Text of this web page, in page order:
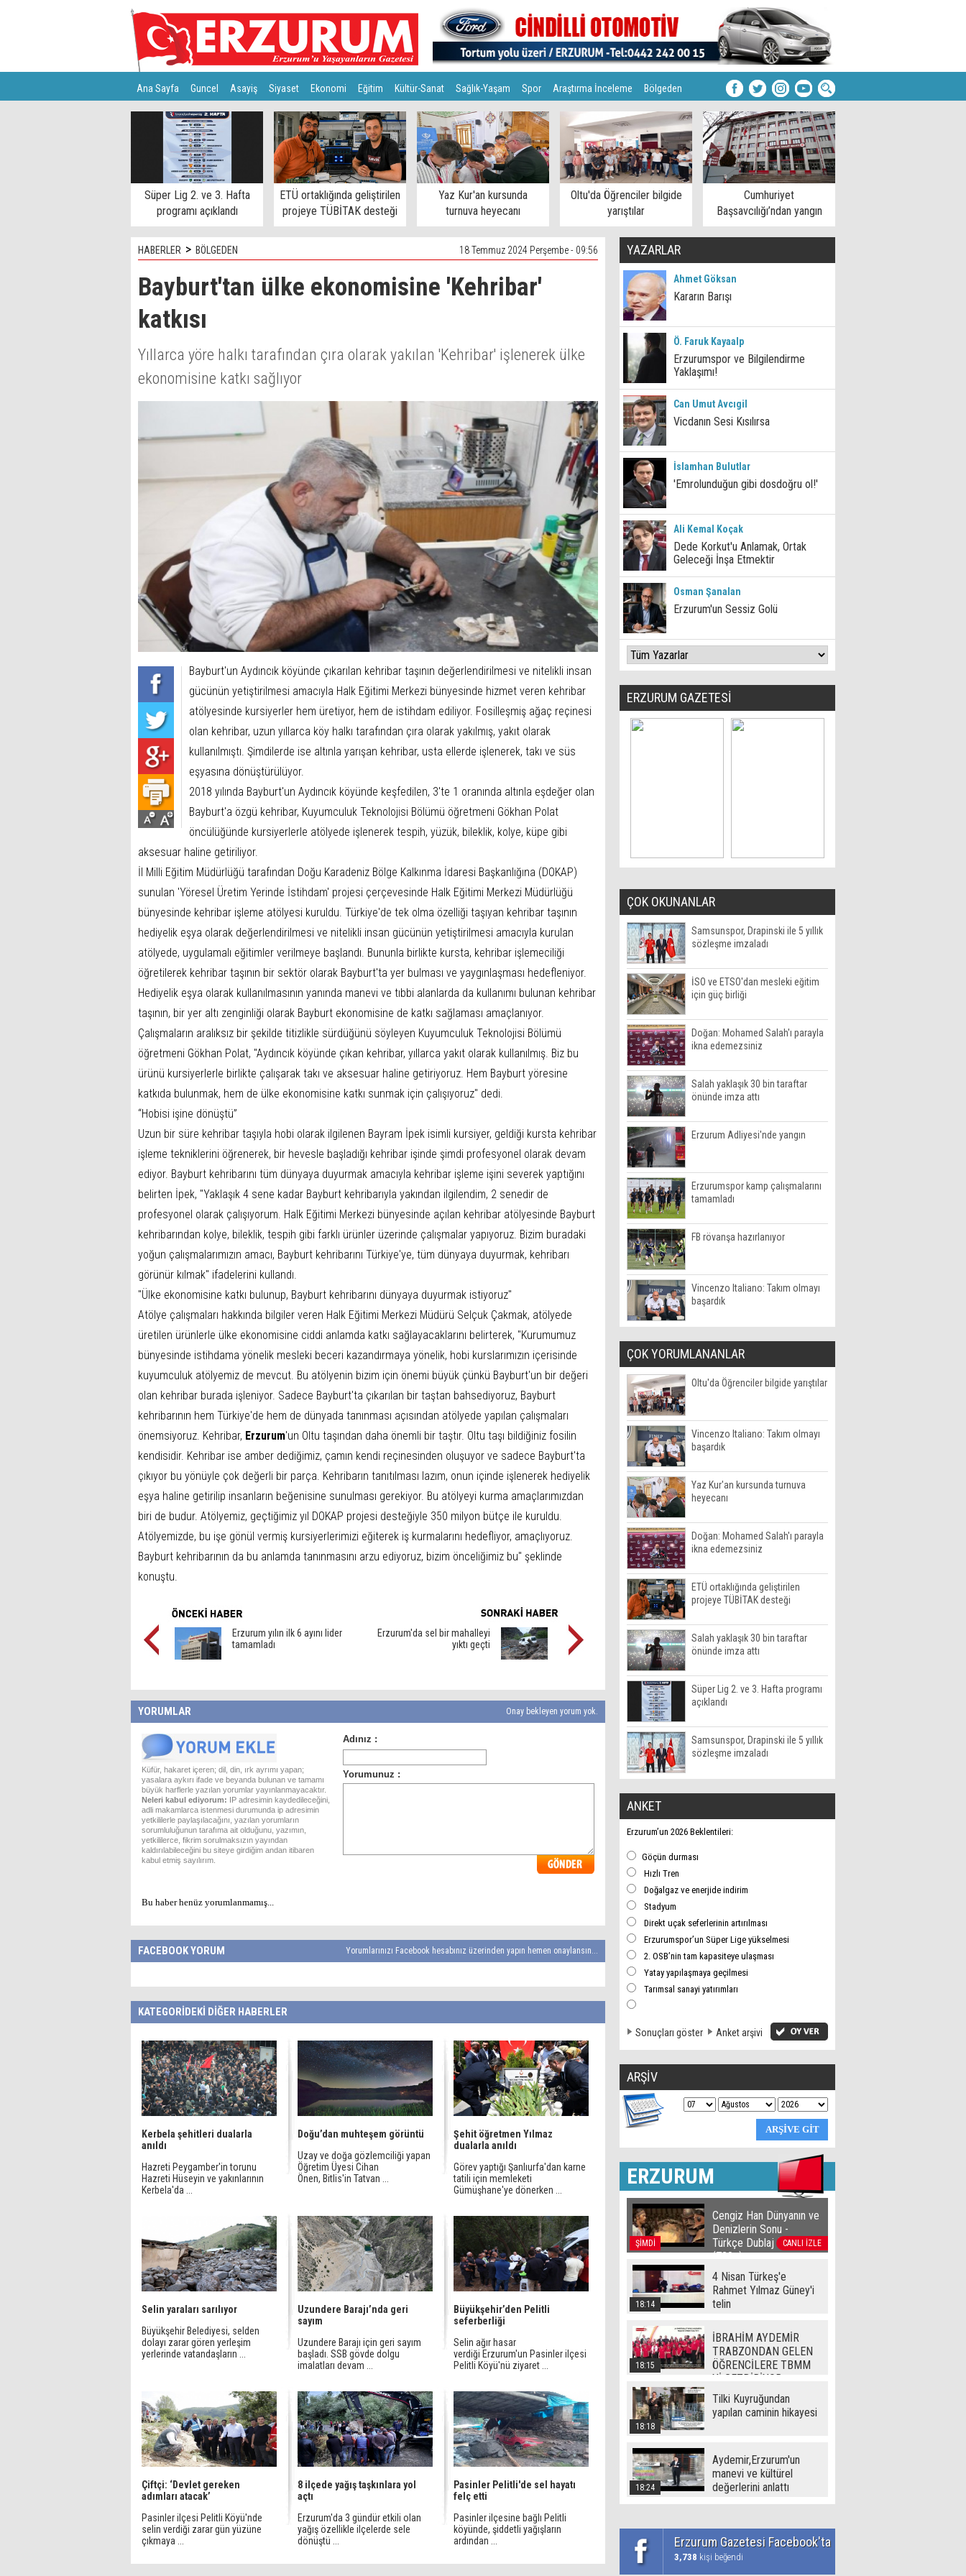
Ana Sayfa Guncel Asayiş Siyaset Ekonomi Eğitim Kültür-Sanat Sağlık-Yaşam Spor Araştırma İnceleme Bölgeden
Teknoloji
Süper Lig 2. ve 3. Hafta
programı açıklandı
ETÜ ortaklığında geliştirilen
projeye TÜBİTAK desteği
Yaz Kur'an kursunda
turnuva heyecanı
Oltu'da Öğrenciler bilgide
yarıştılar
Cumhuriyet
Başsavcılığı’ndan yangın
açıklaması
HABERLER > BÖLGEDEN 18 Temmuz 2024 Perşembe - 09:56
Bayburt'tan ülke ekonomisine 'Kehribar'
katkısı
Yıllarca yöre halkı tarafından çıra olarak yakılan 'Kehribar' işlenerek ülke
ekonomisine katkı sağlıyor
Bayburt'un Aydıncık köyünde çıkarılan kehribar taşının değerlendirilmesi ve nitelikli insan
gücünün yetiştirilmesi amacıyla Halk Eğitimi Merkezi bünyesinde hizmet veren kehribar
atölyesinde kursiyerler hem üretiyor, hem de istihdam ediliyor. Fosilleşmiş ağaç reçinesi
olan kehribar, uzun yıllarca köy halkı tarafından çıra olarak yakılmış, yakıt olarak
kullanılmıştı. Şimdilerde ise altınla yarışan kehribar, usta ellerde işlenerek, takı ve süs
eşyasına dönüştürülüyor.
2018 yılında Bayburt'un Aydıncık köyünde keşfedilen, 3'te 1 oranında altınla eşdeğer olan
Bayburt'a özgü kehribar, Kuyumculuk Teknolojisi Bölümü öğretmeni Gökhan Polat
öncülüğünde kursiyerlerle atölyede işlenerek tespih, yüzük, bileklik, kolye, küpe gibi
aksesuar haline getiriliyor.
İl Milli Eğitim Müdürlüğü tarafından Doğu Karadeniz Bölge Kalkınma İdaresi Başkanlığına (DOKAP)
sunulan 'Yöresel Üretim Yerinde İstihdam' projesi çerçevesinde Halk Eğitimi Merkezi Müdürlüğü
bünyesinde kehribar işleme atölyesi kuruldu. Türkiye'de tek olma özelliği taşıyan kehribar taşının
hediyelik eşya olarak değerlendirilmesi ve nitelikli insan gücünün yetiştirilmesi amacıyla kurulan
atölyede, uygulamalı eğitimler verilmeye başlandı. Bununla birlikte kursta, kehribar işlemeciliği
öğretilerek kehribar taşının bir sektör olarak Bayburt'ta yer bulması ve yaygınlaşması hedefleniyor.
Hediyelik eşya olarak kullanılmasının yanında manevi ve tıbbi alanlarda da kullanımı bulunan kehribar
taşının, bir yer altı zenginliği olarak Bayburt ekonomisine de katkı sağlaması amaçlanıyor.
Çalışmaların aralıksız bir şekilde titizlikle sürdüğünü söyleyen Kuyumculuk Teknolojisi Bölümü
öğretmeni Gökhan Polat, "Aydıncık köyünde çıkan kehribar, yıllarca yakıt olarak kullanılmış. Biz bu
ürünü kursiyerlerle birlikte çalışarak takı ve aksesuar haline getiriyoruz. Hem Bayburt yöresine
katkıda bulunmak, hem de ülke ekonomisine katkı sunmak için çalışıyoruz" dedi.
“Hobisi işine dönüştü”
Uzun bir süre kehribar taşıyla hobi olarak ilgilenen Bayram İpek isimli kursiyer, geldiği kursta kehribar
işleme tekniklerini öğrenerek, bir hevesle başladığı kehribar işinde şimdi profesyonel olarak devam
ediyor. Bayburt kehribarını tüm dünyaya duyurmak amacıyla kehribar işleme işini severek yaptığını
belirten İpek, "Yaklaşık 4 sene kadar Bayburt kehribarıyla yakından ilgilendim, 2 senedir de
profesyonel olarak çalışıyorum. Halk Eğitimi Merkezi bünyesinde açılan kehribar atölyesinde Bayburt
kehribarından kolye, bileklik, tespih gibi farklı ürünler üzerinde çalışmalar yapıyoruz. Bizim buradaki
yoğun çalışmalarımızın amacı, Bayburt kehribarını Türkiye'ye, tüm dünyaya duyurmak, kehribarı
görünür kılmak" ifadelerini kullandı.
"Ülke ekonomisine katkı bulunup, Bayburt kehribarını dünyaya duyurmak istiyoruz"
Atölye çalışmaları hakkında bilgiler veren Halk Eğitimi Merkezi Müdürü Selçuk Çakmak, atölyede
üretilen ürünlerle ülke ekonomisine ciddi anlamda katkı sağlayacaklarını belirterek, "Kurumumuz
bünyesinde istihdama yönelik mesleki beceri kazandırmaya yönelik, hobi kurslarımızın içerisinde
kuyumculuk atölyemiz de mevcut. Bu atölyenin bizim için önemi büyük çünkü Bayburt'un bir değeri
olan kehribar burada işleniyor. Sadece Bayburt'ta çıkarılan bir taştan bahsediyoruz, Bayburt
kehribarının hem Türkiye'de hem de dünyada tanınması açısından atölyede yapılan çalışmaları
önemsiyoruz. Kehribar, Erzurum'un Oltu taşından daha önemli bir taştır. Oltu taşı bildiğiniz fosilin
kendisidir. Kehribar ise amber dediğimiz, çamın kendi reçinesinden oluşuyor ve sadece Bayburt'ta
çıkıyor bu yönüyle çok değerli bir parça. Kehribarın tanıtılması lazım, onun içinde işlenerek hediyelik
eşya haline getirilip insanların beğenisine sunulması gerekiyor. Bu atölyeyi kurma amaçlarımızdan
biri de budur. Atölyemiz, geçtiğimiz yıl DOKAP projesi desteğiyle 350 milyon bütçe ile kuruldu.
Atölyemizde, bu işe gönül vermiş kursiyerlerimizi eğiterek iş kurmalarını hedefliyor, amaçlıyoruz.
Bayburt kehribarının da bu anlamda tanınmasını arzu ediyoruz, bizim önceliğimiz bu" şeklinde
konuştu.
Erzurum yılın ilk 6 ayını lider
tamamladı
Erzurum'da sel bir mahalleyi
yıktı geçti
YORUMLAR Onay bekleyen yorum yok.
Küfür, hakaret içeren; dil, din, ırk ayrımı yapan;
yasalara aykırı ifade ve beyanda bulunan ve tamamı
büyük harflerle yazılan yorumlar yayınlanmayacaktır.
Neleri kabul ediyorum: IP adresimin kaydedileceğini,
adli makamlarca istenmesi durumunda ip adresimin
yetkililerle paylaşılacağını, yazılan yorumların
sorumluluğunun tarafıma ait olduğunu, yazımın,
yetkililerce, fikrim sorulmaksızın yayından
kaldırılabileceğini bu siteye girdiğim andan itibaren
kabul etmiş sayılırım.
Bu haber henüz yorumlanmamış...
FACEBOOK YORUM Yorumlarınızı Facebook hesabınız üzerinden yapın hemen onaylansın...
KATEGORİDEKİ DİĞER HABERLER
Kerbela şehitleri dualarla
anıldı
Hazreti Peygamber'in torunu
Hazreti Hüseyin ve yakınlarının
Kerbela'da ...
Doğu’dan muhteşem görüntü
Uzay ve doğa gözlemciliği yapan
Öğretim Üyesi Cihan
Önen, Bitlis'in Tatvan ...
Şehit öğretmen Yılmaz
dualarla anıldı
Görev yaptığı Şanlıurfa'dan karne
tatili için memleketi
Gümüşhane'ye dönerken ...
Selin yaraları sarılıyor
Büyükşehir Belediyesi, selden
dolayı zarar gören yerleşim
yerlerinde vatandaşların ...
Uzundere Barajı’nda geri
sayım
Uzundere Barajı için geri sayım
başladı. SSB gövde dolgu
imalatları devam ...
Büyükşehir’den Pelitli
seferberliği
Selin ağır hasar
verdiği Erzurum'un Pasinler ilçesi
Pelitli Köyü'nü ziyaret ...
Çiftçi: ‘Devlet gereken
adımları atacak’
Pasinler ilçesi Pelitli Köyü'nde
selin verdiği zarar gün yüzüne
çıkmaya ...
8 ilçede yağış taşkınlara yol
açtı
Erzurum'da 3 gündür etkili olan
yağış özellikle ilçelerde sele
dönüştü ...
Pasinler Pelitli'de sel hayatı
felç etti
Pasinler ilçesine bağlı Pelitli
köyünde, şiddetli yağışların
ardından ...
YAZARLAR
Ahmet Göksan
Kararın Barışı
Ö. Faruk Kayaalp
Erzurumspor ve Bilgilendirme
Yaklaşımı!
Can Umut Avcıgil
Vicdanın Sesi Kısılırsa
İslamhan Bulutlar
'Emrolunduğun gibi dosdoğru ol!'
Ali Kemal Koçak
Dede Korkut'u Anlamak, Ortak
Geleceği İnşa Etmektir
Osman Şanalan
Erzurum'un Sessiz Golü
ERZURUM GAZETESİ
ÇOK OKUNANLAR
Samsunspor, Drapinski ile 5 yıllık
sözleşme imzaladı
İSO ve ETSO'dan mesleki eğitim
için güç birliği
Doğan: Mohamed Salah'ı parayla
ikna edemezsiniz
Salah yaklaşık 30 bin taraftar
önünde imza attı
Erzurum Adliyesi'nde yangın
Erzurumspor kamp çalışmalarını
tamamladı
FB rövanşa hazırlanıyor
Vincenzo Italiano: Takım olmayı
başardık
ÇOK YORUMLANANLAR
Oltu'da Öğrenciler bilgide yarıştılar
Vincenzo Italiano: Takım olmayı
başardık
Yaz Kur'an kursunda turnuva
heyecanı
Doğan: Mohamed Salah'ı parayla
ikna edemezsiniz
ETÜ ortaklığında geliştirilen
projeye TÜBİTAK desteği
Salah yaklaşık 30 bin taraftar
önünde imza attı
Süper Lig 2. ve 3. Hafta programı
açıklandı
Samsunspor, Drapinski ile 5 yıllık
sözleşme imzaladı
ANKET
Erzurum’un 2026 Beklentileri:
Göçün durması
Hızlı Tren
Doğalgaz ve enerjide indirim
Stadyum
Direkt uçak seferlerinin artırılması
Erzurumspor’un Süper Lige yükselmesi
2. OSB’nin tam kapasiteye ulaşması
Yatay yapılaşmaya geçilmesi
Tarımsal sanayi yatırımları
Sonuçları göster Anket arşivi
ARŞİV
ERZURUM
ŞİMDİ CANLI İZLE
Cengiz Han Dünyanın ve
Denizlerin Sonu -
Türkçe Dublaj film izle
(720p)
18:14
4 Nisan Türkeş'e
Rahmet Yılmaz Güney'i
telin
18:15
İBRAHİM AYDEMİR
TRABZONDAN GELEN
ÖĞRENCİLERE TBMM
Yİ GEZDİRİYOR
18:18
Tilki Kuyruğundan
yapılan caminin hikayesi
18:24
Aydemir,Erzurum'un
manevi ve kültürel
değerlerini anlattı
Erzurum Gazetesi Facebook'ta
3,738 kişi beğendi